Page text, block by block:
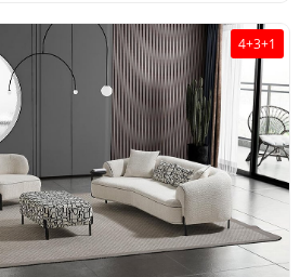
4+3+1